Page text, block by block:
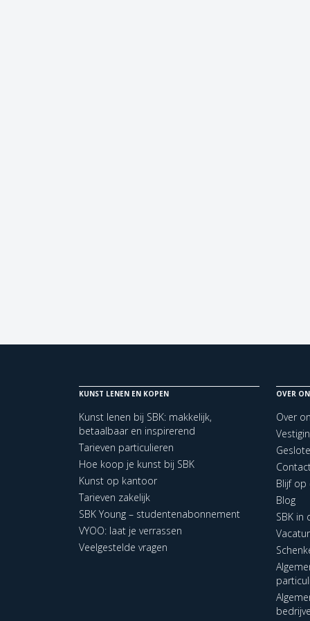
KUNST LENEN EN KOPEN
Kunst lenen bij SBK: makkelijk,
betaalbaar en inspirerend
Tarieven particulieren
Hoe koop je kunst bij SBK
Kunst op kantoor
Tarieven zakelijk
SBK Young – studentenabonnement
VYOO: laat je verrassen
Veelgestelde vragen
OVER
Over
Blijf op
Blog
SBK in